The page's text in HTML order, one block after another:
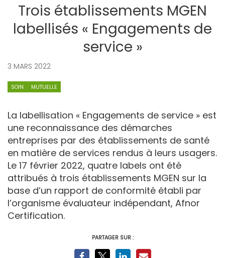
Trois établissements MGEN
labellisés « Engagements de
service »
3 MARS 2022
SOIN MUTUELLE
La labellisation « Engagements de service » est
une reconnaissance des démarches
entreprises par des établissements de santé
en matière de services rendus à leurs usagers.
Le 17 février 2022, quatre labels ont été
attribués à trois établissements MGEN sur la
base d’un rapport de conformité établi par
l’organisme évaluateur indépendant, Afnor
Certification.
PARTAGER SUR :